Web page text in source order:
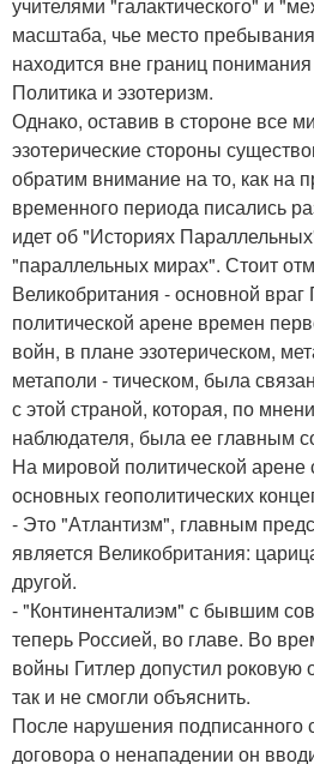
масштаба, чье место
находится вне границ
Политика и эзотеризм.
Однако, оставив в стороне все
эзотерические стороны
обратим внимание на то, как на
временного периода писались
идет об "Историях
"параллельных мирах". Стоит
Великобритания - основной
политической арене времен
войн, в плане эзотерическом,
метаполи - тическом, была
с этой страной, которая, по
наблюдателя, была ее главным
На мировой политической арене
основных геополитических
- Это "Атлантизм", главным
является Великобритания:
другой.
- "Континенталиэм" с бывшим
теперь Россией, во главе. Во
войны Гитлер допустил роковую
так и не смогли объяснить.
После нарушения подписанного
договора о ненападении он